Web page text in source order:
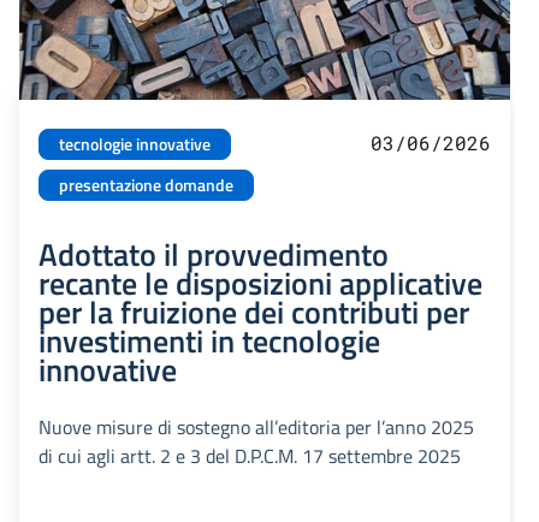
tecnologie innovative
presentazione domande
03/06/2026
Adottato il provvedimento
recante le disposizioni applicative
per la fruizione dei contributi per
investimenti in tecnologie
innovative
Nuove misure di sostegno all’editoria per l’anno 2025
di cui agli artt. 2 e 3 del D.P.C.M. 17 settembre 2025